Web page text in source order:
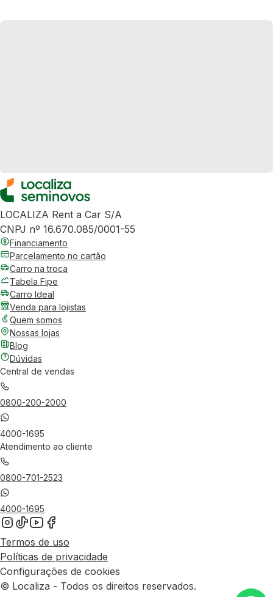
LOCALIZA Rent a Car S/A
CNPJ nº 16.670.085/0001-55
Financiamento
Parcelamento no cartão
Carro na troca
Tabela Fipe
Carro Ideal
Venda para lojistas
Quem somos
Nossas lojas
Blog
Dúvidas
Central de vendas
0800-200-2000
4000-1695
Atendimento ao cliente
0800-701-2523
4000-1695
Termos de uso
Políticas de privacidade
Configurações de cookies
© Localiza - Todos os direitos reservados.